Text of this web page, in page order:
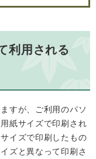
利用される
すが、ご利用のパソ
紙サイズで印刷され
イズで印刷したもの
ズと異なって印刷さ